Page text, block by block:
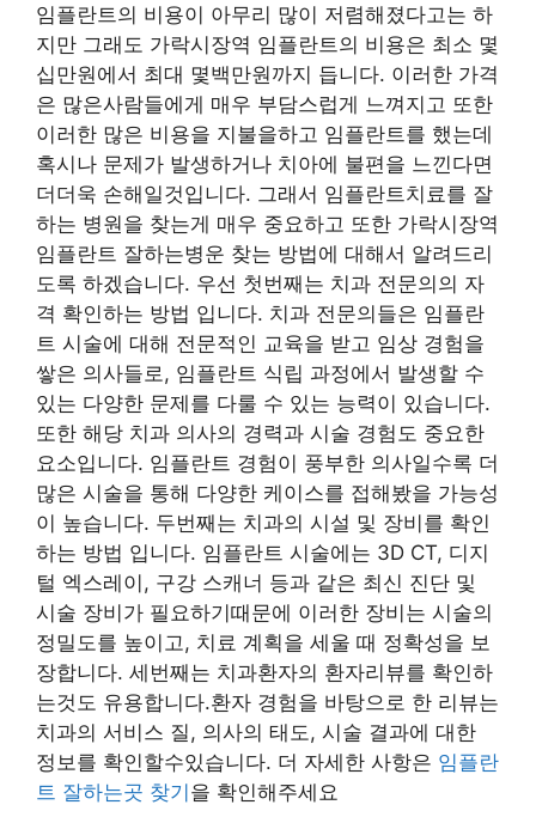
임플란트의 비용이 아무리 많이 저렴해졌다고는 하
지만 그래도 가락시장역 임플란트의 비용은 최소 몇
십만원에서 최대 몇백만원까지 듭니다. 이러한 가격
은 많은사람들에게 매우 부담스럽게 느껴지고 또한
이러한 많은 비용을 지불을하고 임플란트를 했는데
혹시나 문제가 발생하거나 치아에 불편을 느낀다면
더더욱 손해일것입니다. 그래서 임플란트치료를 잘
하는 병원을 찾는게 매우 중요하고 또한 가락시장역
임플란트 잘하는병운 찾는 방법에 대해서 알려드리
도록 하겠습니다. 우선 첫번째는 치과 전문의의 자
격 확인하는 방법 입니다. 치과 전문의들은 임플란
트 시술에 대해 전문적인 교육을 받고 임상 경험을
쌓은 의사들로, 임플란트 식립 과정에서 발생할 수
있는 다양한 문제를 다룰 수 있는 능력이 있습니다.
또한 해당 치과 의사의 경력과 시술 경험도 중요한
요소입니다. 임플란트 경험이 풍부한 의사일수록 더
많은 시술을 통해 다양한 케이스를 접해봤을 가능성
이 높습니다. 두번째는 치과의 시설 및 장비를 확인
하는 방법 입니다. 임플란트 시술에는 3D CT, 디지
털 엑스레이, 구강 스캐너 등과 같은 최신 진단 및
시술 장비가 필요하기때문에 이러한 장비는 시술의
정밀도를 높이고, 치료 계획을 세울 때 정확성을 보
장합니다. 세번째는 치과환자의 환자리뷰를 확인하
는것도 유용합니다.환자 경험을 바탕으로 한 리뷰는
치과의 서비스 질, 의사의 태도, 시술 결과에 대한
정보를 확인할수있습니다. 더 자세한 사항은 임플란
트 잘하는곳 찾기을 확인해주세요